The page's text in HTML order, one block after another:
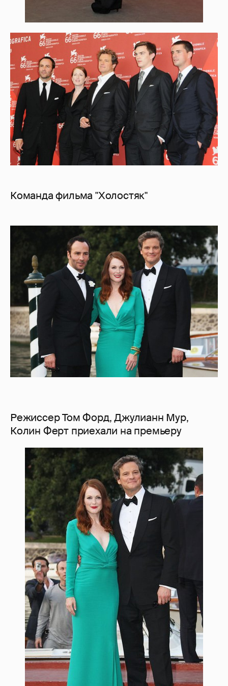
Команда фильма "Холостяк"
Режиссер Том Форд, Джулианн Мур,
Колин Ферт приехали на премьеру